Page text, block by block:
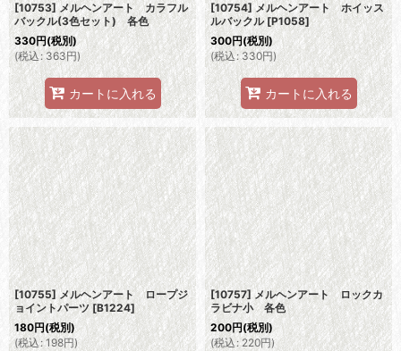
[10753] メルヘンアート カラフル
バックル(3色セット) 各色
330円(税別)
(税込: 363円)
カートに入れる
[10754] メルヘンアート ホイッス
ルバックル [P1058]
300円(税別)
(税込: 330円)
カートに入れる
[10755] メルヘンアート ロープジ
ョイントパーツ [B1224]
180円(税別)
(税込: 198円)
[10757] メルヘンアート ロックカ
ラビナ小 各色
200円(税別)
(税込: 220円)